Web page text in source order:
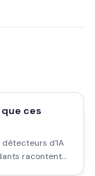
ces
détecteurs d'IA
racontent